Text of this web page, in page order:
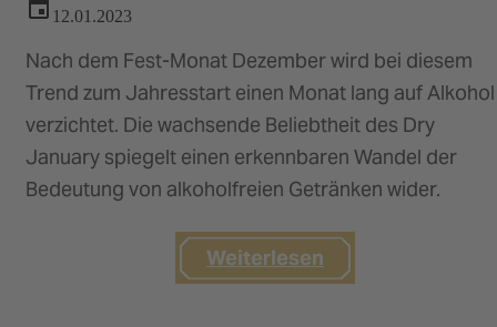
12.01.2023
Nach dem Fest-Monat Dezember wird bei diesem
Trend zum Jahresstart einen Monat lang auf Alkohol
verzichtet. Die wachsende Beliebtheit des Dry
January spiegelt einen erkennbaren Wandel der
Bedeutung von alkoholfreien Getränken wider.
Weiterlesen